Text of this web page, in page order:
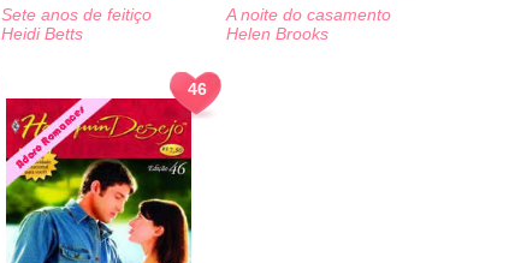
Sete anos de feitiço
Heidi Betts
A noite do casamento
Helen Brooks
46